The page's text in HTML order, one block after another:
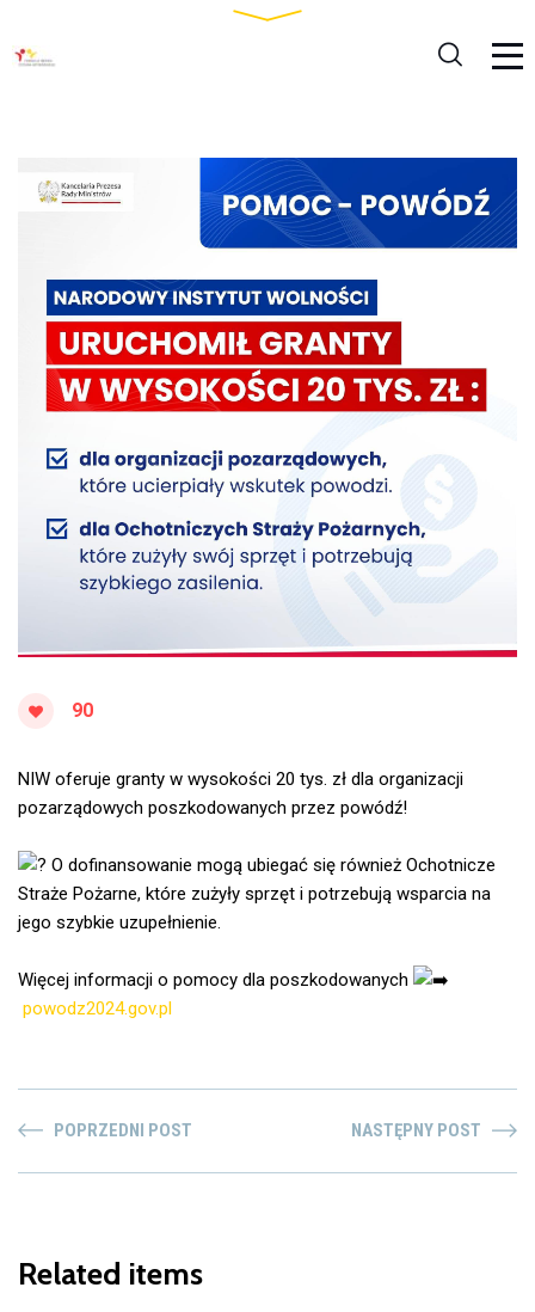
90
NIW oferuje granty w wysokości 20 tys. zł dla organizacji
pozarządowych poszkodowanych przez powódź!
O dofinansowanie mogą ubiegać się również Ochotnicze
Straże Pożarne, które zużyły sprzęt i potrzebują wsparcia na
jego szybkie uzupełnienie.
Więcej informacji o pomocy dla poszkodowanych
powodz2024.gov.pl
POPRZEDNI POST NASTĘPNY POST
Related items